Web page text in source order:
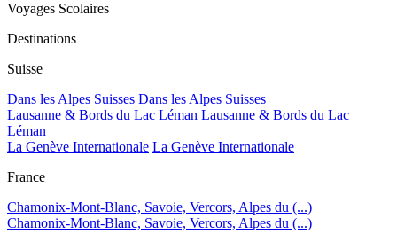
Voyages Scolaires
Destinations
Suisse
Dans les Alpes Suisses Dans les Alpes Suisses
Lausanne & Bords du Lac Léman Lausanne & Bords du Lac
Léman
La Genève Internationale La Genève Internationale
France
Chamonix-Mont-Blanc, Savoie, Vercors, Alpes du (...)
Chamonix-Mont-Blanc, Savoie, Vercors, Alpes du (...)